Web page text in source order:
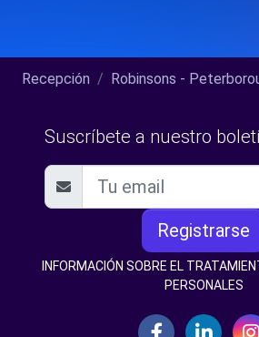
Recepción Robinsons -
Suscríbete a nuestro
Registrarse
INFORMACIÓN SOBRE EL
PERSONALES